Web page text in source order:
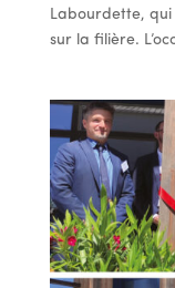
Labourdette, qui
sur la filière.